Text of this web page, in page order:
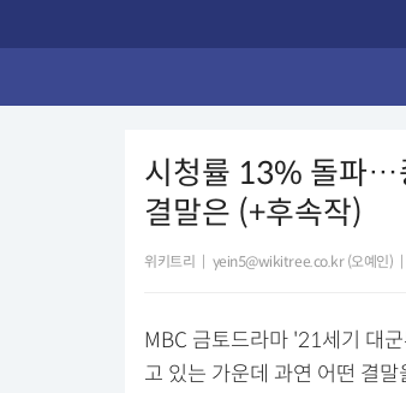
시청률 13% 돌파…
결말은 (+후속작)
위키트리 yein5@wikitree.co.kr (오예인)
MBC 금토드라마 '21세기 대
고 있는 가운데 과연 어떤 결